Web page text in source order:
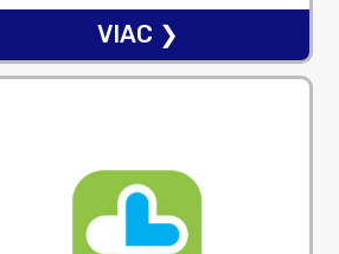
zelené, obvod 60 – 90 cm,
1×14 ks
VIAC ❯